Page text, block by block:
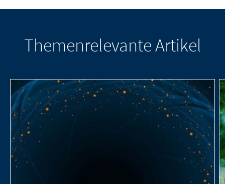
Themenrelevante Artikel